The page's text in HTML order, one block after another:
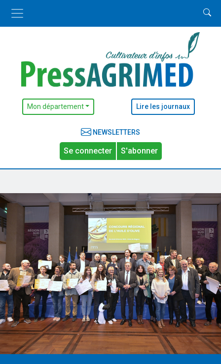
Mon département Lire les journaux
NEWSLETTERS
Se connecter S'abonner